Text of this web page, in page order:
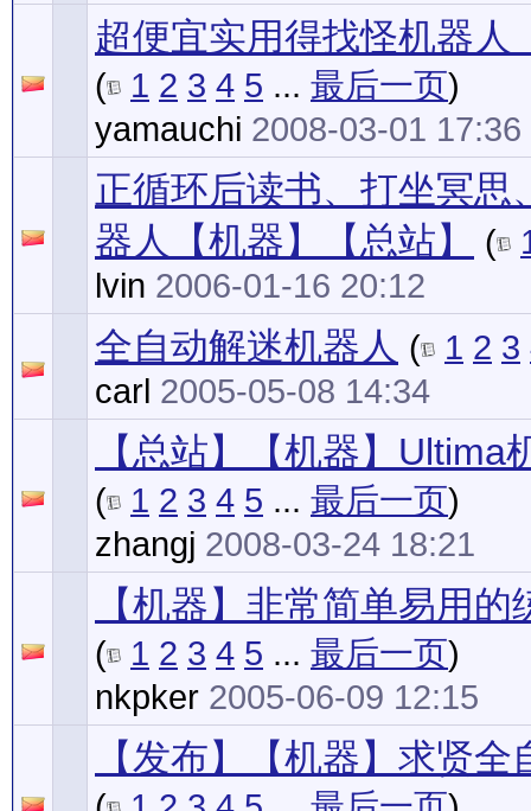
超便宜实用得找怪机器人
( 1 2 3 4 5 ... 最后一页)
yamauchi 2008-03-01 17:36
正循环后读书、打坐冥思
器人【机器】【总站】
(
lvin 2006-01-16 20:12
全自动解迷机器人 ( 1 2 3
carl 2005-05-08 14:34
【总站】【机器】Ultima
( 1 2 3 4 5 ... 最后一页)
zhangj 2008-03-24 18:21
【机器】非常简单易用的
( 1 2 3 4 5 ... 最后一页)
nkpker 2005-06-09 12:15
【发布】【机器】求贤全